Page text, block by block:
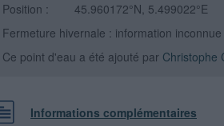
Position :
45.960172°N, 5.499022°E
Fermeture hivernale : information inconnue
Ce point d'eau a été ajouté par Christophe
Informations complémentaires